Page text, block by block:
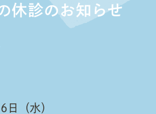
休診のお知らせ
日（水）